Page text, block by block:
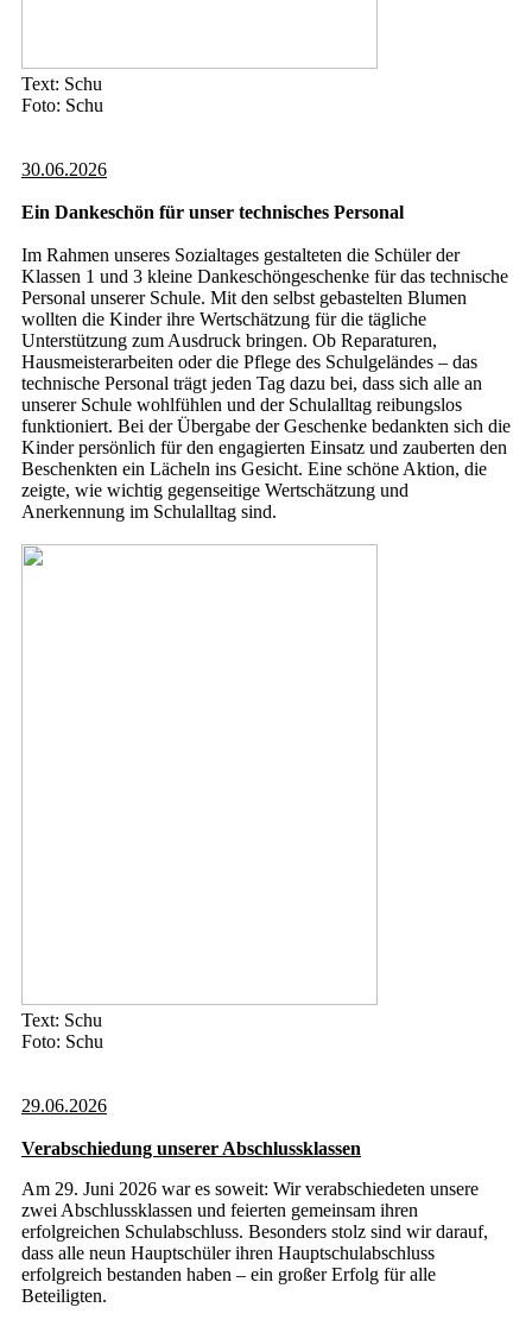
Text: Schu
Foto: Schu
30.06.2026
Ein Dankeschön für unser technisches Personal
Im Rahmen unseres Sozialtages gestalteten die Schüler der
Klassen 1 und 3 kleine Dankeschöngeschenke für das technische
Personal unserer Schule. Mit den selbst gebastelten Blumen
wollten die Kinder ihre Wertschätzung für die tägliche
Unterstützung zum Ausdruck bringen. Ob Reparaturen,
Hausmeisterarbeiten oder die Pflege des Schulgeländes – das
technische Personal trägt jeden Tag dazu bei, dass sich alle an
unserer Schule wohlfühlen und der Schulalltag reibungslos
funktioniert. Bei der Übergabe der Geschenke bedankten sich die
Kinder persönlich für den engagierten Einsatz und zauberten den
Beschenkten ein Lächeln ins Gesicht. Eine schöne Aktion, die
zeigte, wie wichtig gegenseitige Wertschätzung und
Anerkennung im Schulalltag sind.
Text: Schu
Foto: Schu
29.06.2026
Verabschiedung unserer Abschlussklassen
Am 29. Juni 2026 war es soweit: Wir verabschiedeten unsere
zwei Abschlussklassen und feierten gemeinsam ihren
erfolgreichen Schulabschluss. Besonders stolz sind wir darauf,
dass alle neun Hauptschüler ihren Hauptschulabschluss
erfolgreich bestanden haben – ein großer Erfolg für alle
Beteiligten.